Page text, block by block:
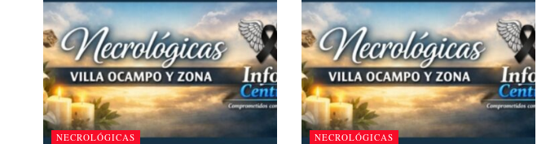
NECROLÓGICAS NECROLÓGICAS